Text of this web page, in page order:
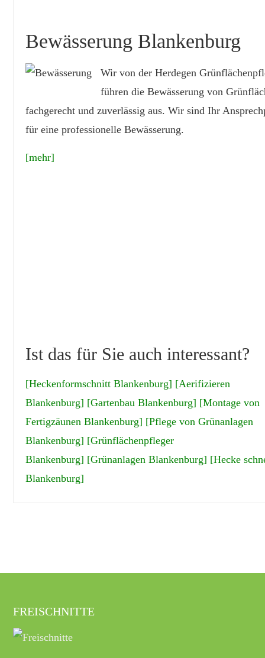
Bewässerung Blankenburg
Wir von der Herdegen
führen die Bewässerung von
fachgerecht und zuverlässig aus. Wir sind Ihr
für eine professionelle Bewässerung.
[mehr]
Ist das für Sie auch interessant?
[Heckenformschnitt Blankenburg] [Aerifizieren
Blankenburg] [Gartenbau Blankenburg] [Montage von
Fertigzäunen Blankenburg] [Pflege von Grünanlagen
Blankenburg] [Grünflächenpfleger
Blankenburg] [Grünanlagen Blankenburg] [Hecke
Blankenburg]
FREISCHNITTE